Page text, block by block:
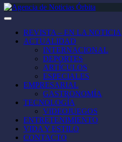
REVISTA – EN LA NOTICIA
ACTUALIDAD
INTERNACIONAL
DEPORTES
ARTÍCULOS
ESPECIALES
EMPRESARIAL
GASTRONOMÍA
TECNOLOGÍA
VIDEOJUEGOS
ENTRETENIMIENTO
VIDA Y ESTILO
CONTACTO